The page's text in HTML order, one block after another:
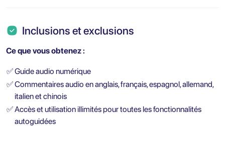
Inclusions et exclusions
Ce que vous obtenez :
✅Guide audio numérique
✅Commentaires audio en anglais, français, espagnol, allemand,
italien et chinois
✅Accès et utilisation illimités pour toutes les fonctionnalités
autoguidées